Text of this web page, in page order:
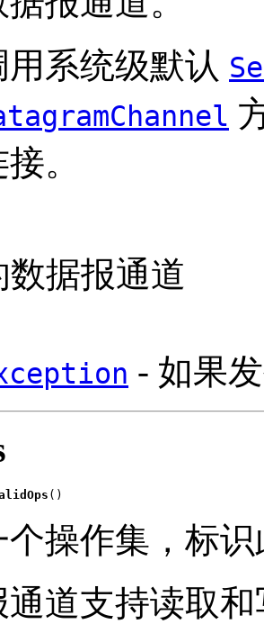
系统级默认
。
数据报通道
- 如果
()
个操作集，标
通道支持读取